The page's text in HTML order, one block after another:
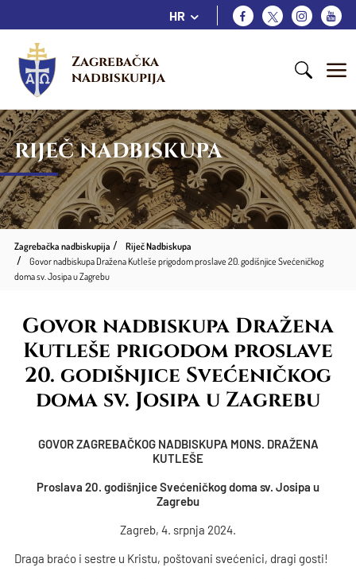
HR
Zagrebačka
nadbiskupija
RIJEČ NADBISKUPA
Zagrebačka nadbiskupija
Riječ Nadbiskupa
Govor nadbiskupa Dražena Kutleše prigodom proslave 20. godišnjice Svećeničkog
doma sv. Josipa u Zagrebu
Govor nadbiskupa Dražena
Kutleše prigodom proslave
20. godišnjice Svećeničkog
doma sv. Josipa u Zagrebu
GOVOR ZAGREBAČKOG NADBISKUPA MONS. DRAŽENA
KUTLEŠE
Proslava 20. godišnjice Svećeničkog doma sv. Josipa u
Zagrebu
Zagreb, 4. srpnja 2024.
Draga braćo i sestre u Kristu, poštovani svećenici, dragi gosti!